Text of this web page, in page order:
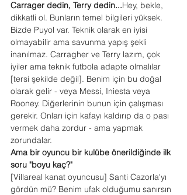
Carrager dedin, Terry dedin...Hey, bekle,
dikkatli ol. Bunların temel bilgileri yüksek.
Bizde Puyol var. Teknik olarak en iyisi
olmayabilir ama savunma yapış şekli
inanılmaz. Carragher ve Terry lazım, çok
iyiler ama teknik futbola adapte olmalılar
[tersi şekilde değil]. Benim için bu doğal
olarak gelir - veya Messi, Iniesta veya
Rooney. Diğerlerinin bunun için çalışması
gerekir. Onları için kafayı kaldırıp da o pası
vermek daha zordur - ama yapmak
zorundalar.
Ama bir oyuncu bir kulübe önerildiğinde ilk
soru "boyu kaç?"
[Villareal kanat oyuncusu] Santi Cazorla'yı
gördün mü? Benim ufak olduğumu sanırsın